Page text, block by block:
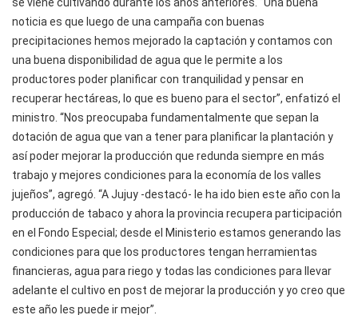
noticia es que luego de una campaña con buenas
precipitaciones hemos mejorado la captación y contamos con
una buena disponibilidad de agua que le permite a los
productores poder planificar con tranquilidad y pensar en
recuperar hectáreas, lo que es bueno para el sector”, enfatizó el
ministro. “Nos preocupaba fundamentalmente que sepan la
dotación de agua que van a tener para planificar la plantación y
así poder mejorar la producción que redunda siempre en más
trabajo y mejores condiciones para la economía de los valles
jujeños”, agregó. “A Jujuy -destacó- le ha ido bien este año con la
producción de tabaco y ahora la provincia recupera participación
en el Fondo Especial; desde el Ministerio estamos generando las
condiciones para que los productores tengan herramientas
financieras, agua para riego y todas las condiciones para llevar
adelante el cultivo en post de mejorar la producción y yo creo que
este año les puede ir mejor”.